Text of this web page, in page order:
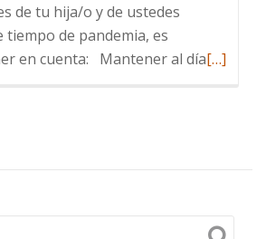
de tu hija/o y de ustedes
tiempo de pandemia, es
en cuenta: Mantener al díaLeer
COVID19
[…]